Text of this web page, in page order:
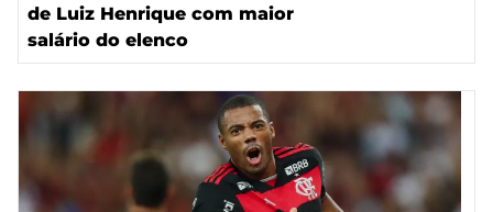
de Luiz Henrique com maior
salário do elenco